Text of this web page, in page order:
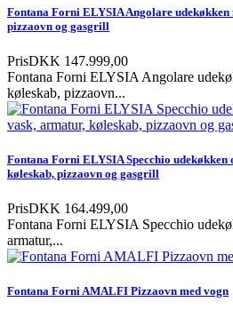
Fontana Forni ELYSIA Angolare udekøkken
pizzaovn og gasgrill
PrisDKK 147.999,00
Fontana Forni ELYSIA Angolare
køleskab, pizzaovn...
Fontana Forni ELYSIA Specchio
køleskab, pizzaovn og gasgrill
PrisDKK 164.499,00
Fontana Forni ELYSIA Specchio
armatur,...
Fontana Forni AMALFI Pizzaovn med vogn